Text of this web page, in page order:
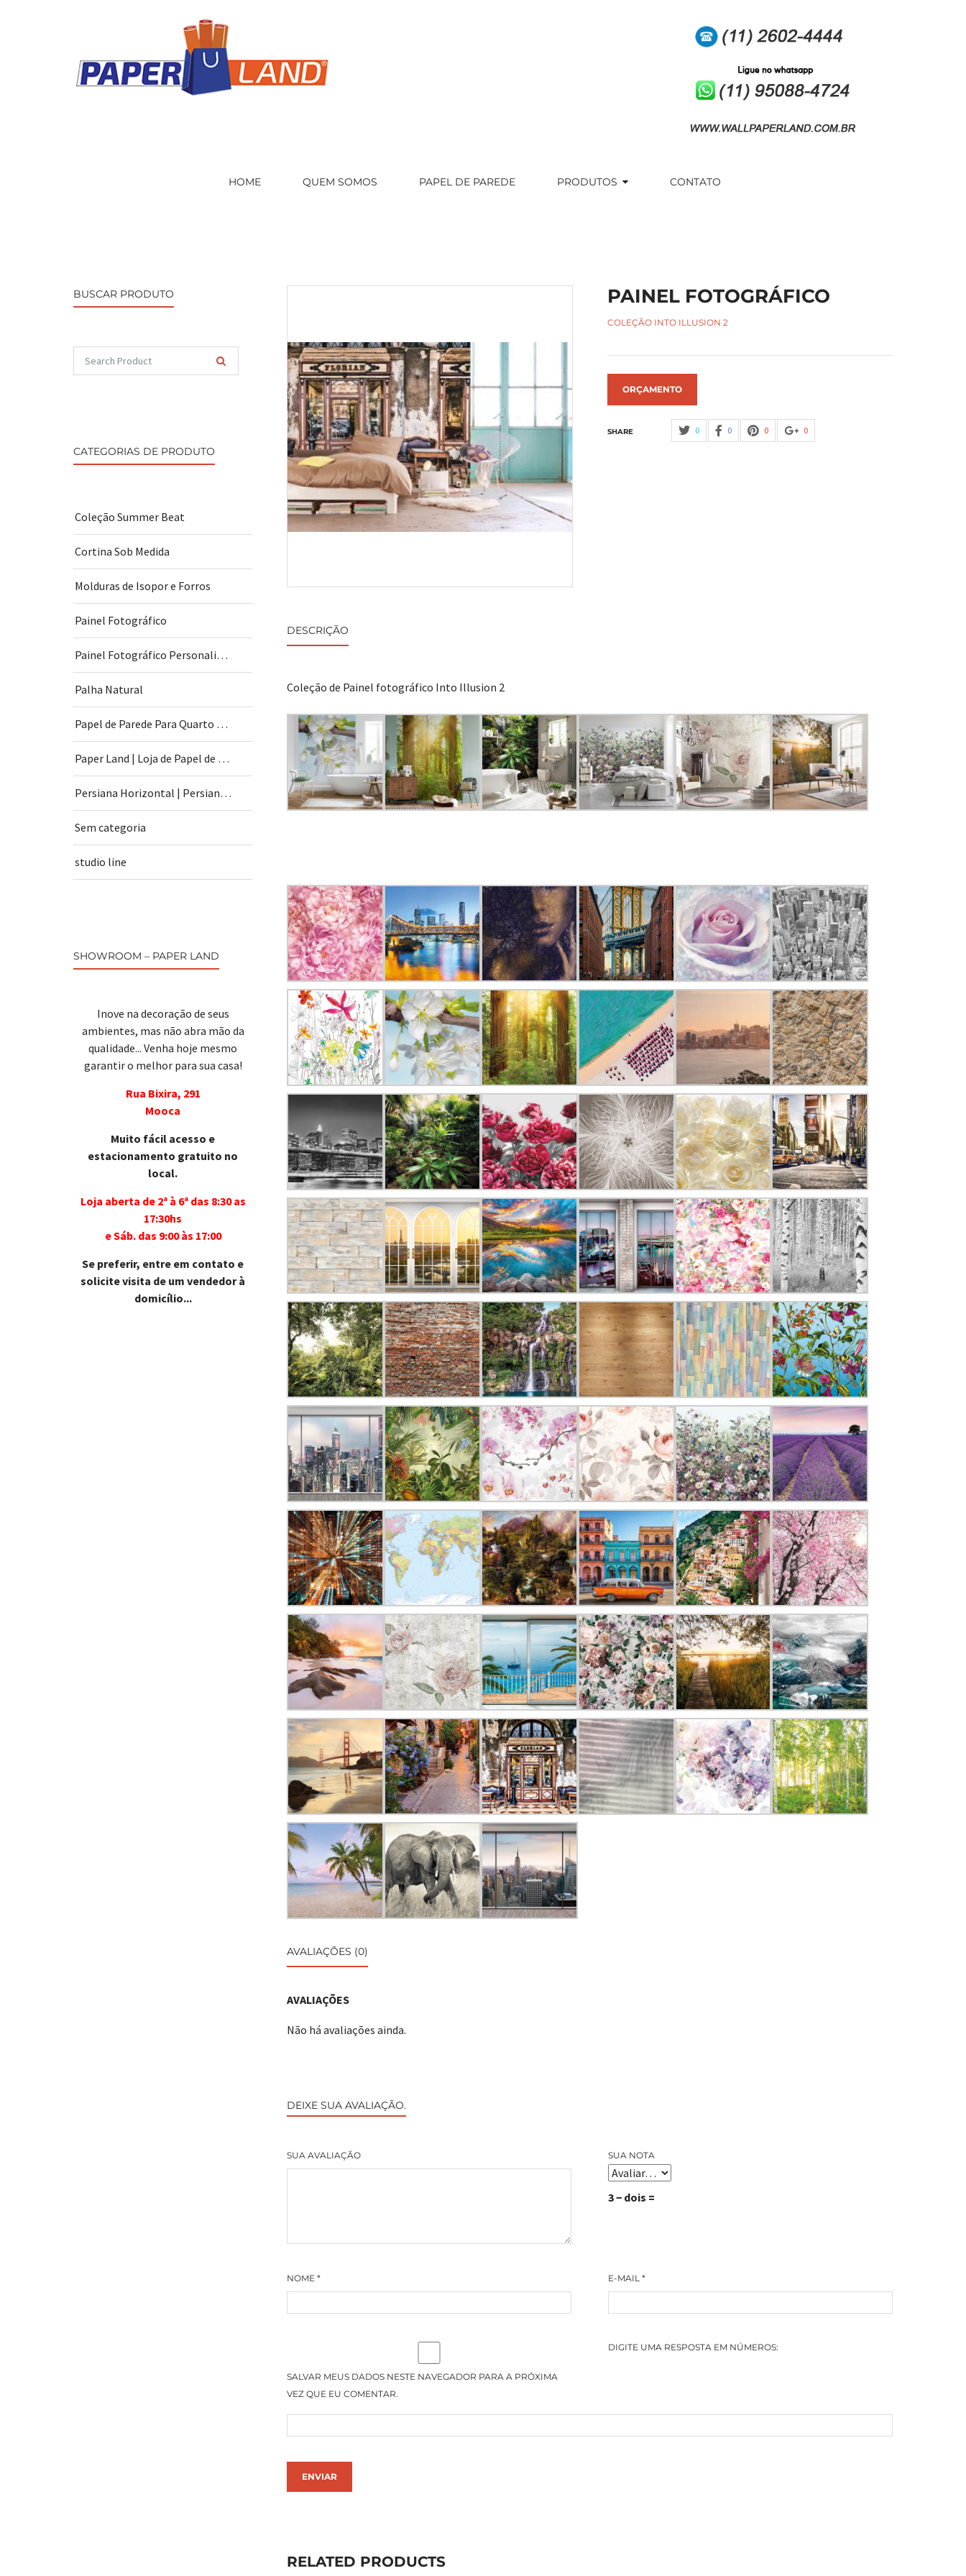
HOME QUEM SOMOS PAPEL DE PAREDE PRODUTOS CONTATO
BUSCAR PRODUTO
CATEGORIAS DE PRODUTO
Coleção Summer Beat
Cortina Sob Medida
Molduras de Isopor e Forros
Painel Fotográfico
Painel Fotográfico Personalizado
Palha Natural
Papel de Parede Para Quarto de Bebê
Paper Land | Loja de Papel de Parede | São Paulo
Persiana Horizontal | Persiana Vertical
Sem categoria
studio line
SHOWROOM – PAPER LAND
Inove na decoração de seus
ambientes, mas não abra mão da
qualidade... Venha hoje mesmo
garantir o melhor para sua casa!
Rua Bixira, 291
Mooca
Muito fácil acesso e
estacionamento gratuito no
local.
Loja aberta de 2ª à 6ª das 8:30 as
17:30hs
e Sáb. das 9:00 às 17:00
Se preferir, entre em contato e
solicite visita de um vendedor à
domicílio...
PAINEL FOTOGRÁFICO
COLEÇÃO INTO ILLUSION 2
ORÇAMENTO
SHARE 0 0 0 0
DESCRIÇÃO
Coleção de Painel fotográfico Into Illusion 2
AVALIAÇÕES (0)
AVALIAÇÕES
Não há avaliações ainda.
DEIXE SUA AVALIAÇÃO.
SUA AVALIAÇÃO SUA NOTA
NOME * E-MAIL *
SALVAR MEUS DADOS NESTE NAVEGADOR PARA A PRÓXIMA
VEZ QUE EU COMENTAR.
DIGITE UMA RESPOSTA EM NÚMEROS:
3 − dois =
RELATED PRODUCTS